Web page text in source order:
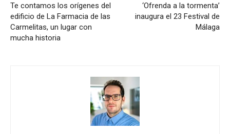
Te contamos los orígenes del
edificio de La Farmacia de las
Carmelitas, un lugar con
mucha historia
‘Ofrenda a la tormenta’
inaugura el 23 Festival de
Málaga